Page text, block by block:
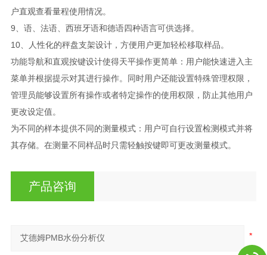
户直观查看量程使用情况。
9、语、法语、西班牙语和德语四种语言可供选择。
10、人性化的秤盘支架设计，方便用户更加轻松移取样品。
功能导航和直观按键设计使得天平操作更简单：用户能快速进入主
菜单并根据提示对其进行操作。同时用户还能设置特殊管理权限，
管理员能够设置所有操作或者特定操作的使用权限，防止其他用户
更改设定值。
为不同的样本提供不同的测量模式：用户可自行设置检测模式并将
其存储。在测量不同样品时只需轻触按键即可更改测量模式。
产品咨询